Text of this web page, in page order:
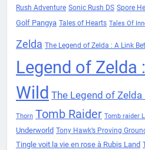
Rush Adventure Sonic Rush DS Spore
Golf Pangya Tales of Hearts Tales Of
Zelda The Legend of Zelda : A Link
Legend of Zelda
Wild The Legend of
Thorn Tomb Raider Tomb raider
Underworld Tony Hawk’s Proving
Tingle voit la vie en rose à Rubis Land